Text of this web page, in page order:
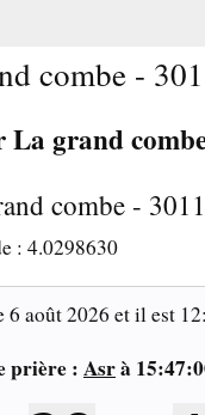
combe -
grand
combe -
: 4.0298630
6 août 2026 et il est
prière : Asrà